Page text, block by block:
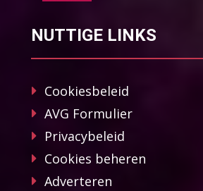
NUTTIGE LINKS
Cookiesbeleid
AVG Formulier
Privacybeleid
Cookies beheren
Adverteren